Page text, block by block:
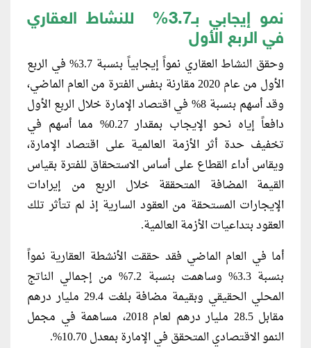
نمو إيجابي بـ3.7% للنشاط العقاري
في الربع الأول
وحقق النشاط العقاري نمواً إيجابياً بنسبة 3.7% في الربع
الأول من عام 2020 مقارنة بنفس الفترة من العام الماضي،
وقد أسهم بنسبة 8% في اقتصاد الإمارة خلال الربع الأول
دافعاً إياه نحو الإيجاب بمقدار 0.27% مما أسهم في
تخفيف حدة أثر الأزمة العالمية على اقتصاد الإمارة،
ويقاس أداء القطاع على أساس الاستحقاق للفترة بقياس
القيمة المضافة المتحققة خلال الربع من إيرادات
الإيجارات المستحقة من العقود السارية إذ لم تتأثر تلك
العقود بتداعيات الأزمة العالمية.
أما في العام الماضي فقد حققت الأنشطة العقارية نمواً
بنسبة 3.3% وساهمت بنسبة 7.2% من إجمالي الناتج
المحلي الحقيقي وبقيمة مضافة بلغت 29.4 مليار درهم
مقابل 28.5 مليار درهم لعام 2018، مساهمة في مجمل
النمو الاقتصادي المتحقق في الإمارة بمعدل 10.70%.